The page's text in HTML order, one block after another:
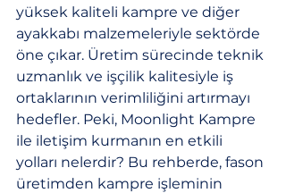
yüksek kaliteli kampre ve diğer
ayakkabı malzemeleriyle sektörde
öne çıkar. Üretim sürecinde teknik
uzmanlık ve işçilik kalitesiyle iş
ortaklarının verimliliğini artırmayı
hedefler. Peki, Moonlight Kampre
ile iletişim kurmanın en etkili
yolları nelerdir? Bu rehberde, fason
üretimden kampre işleminin